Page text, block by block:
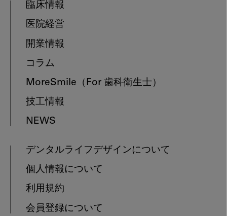
臨床情報
医院経営
開業情報
コラム
MoreSmile （For 歯科衛生士）
技工情報
NEWS
デンタルライフデザインについて
個人情報について
利用規約
会員登録について